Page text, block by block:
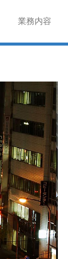
業務内容